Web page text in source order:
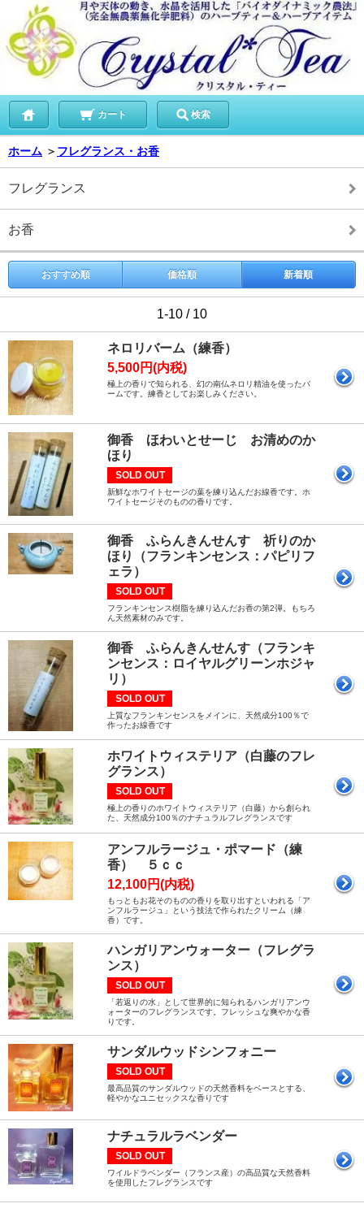
カート 検索
ホーム ＞ フレグランス・お香
フレグランス
お香
おすすめ順 価格順 新着順
1-10 / 10
ネロリバーム（練香）
5,500円(内税)
極上の香りで知られる、幻の南仏ネロリ精油を使ったバ
ームです。練香としてお楽しみください。
御香 ほわいとせーじ お清めのか
ほり
SOLD OUT
新鮮なホワイトセージの葉を練り込んだお線香です。ホ
ワイトセージそのものの香りです。
御香 ふらんきんせんす 祈りのか
ほり（フランキンセンス：パピリフ
ェラ）
SOLD OUT
フランキンセンス樹脂を練り込んだお香の第2弾。もちろ
ん天然素材のみです。
御香 ふらんきんせんす（フランキ
ンセンス：ロイヤルグリーンホジャ
リ）
SOLD OUT
上質なフランキンセンスをメインに、天然成分100％で
作ったお線香です
ホワイトウィステリア（白藤のフレ
グランス）
SOLD OUT
極上の香りのホワイトウィステリア（白藤）から創られ
た、天然成分100％のナチュラルフレグランスです
アンフルラージュ・ポマード（練
香） ５ｃｃ
12,100円(内税)
もっともお花そのものの香りを取り出すといわれる「ア
ンフルラージュ」という技法で作られたクリーム（練
香）です。
ハンガリアンウォーター（フレグラ
ンス）
SOLD OUT
「若返りの水」として世界的に知られるハンガリアンウ
ォーターのフレグランスです。フレッシュな爽やかな香
りです。
サンダルウッドシンフォニー
SOLD OUT
最高品質のサンダルウッドの天然香料をベースとする、
軽やかなユニセックスな香りです
ナチュラルラベンダー
SOLD OUT
ワイルドラベンダー（フランス産）の高品質な天然香料
を使用したフレグランスです